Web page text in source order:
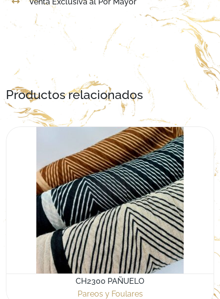
Productos relacionados
CH2300 PAÑUELO
Pareos y Foulares